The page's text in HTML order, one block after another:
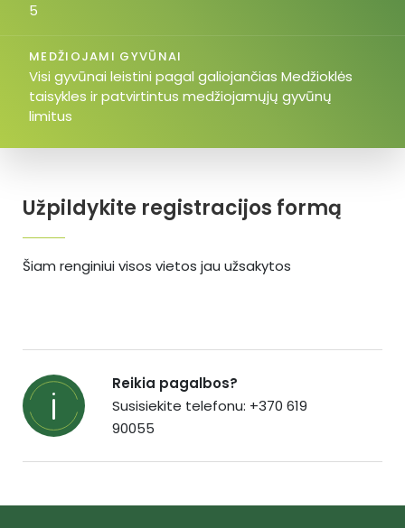
Užpildykite registracijos formą
Šiam renginiui visos vietos jau užsakytos
5
MEDŽIOJAMI GYVŪNAI
Visi gyvūnai leistini pagal galiojančias Medžioklės
taisykles ir patvirtintus medžiojamųjų gyvūnų
limitus
Reikia pagalbos?
Susisiekite telefonu: +370 619
90055